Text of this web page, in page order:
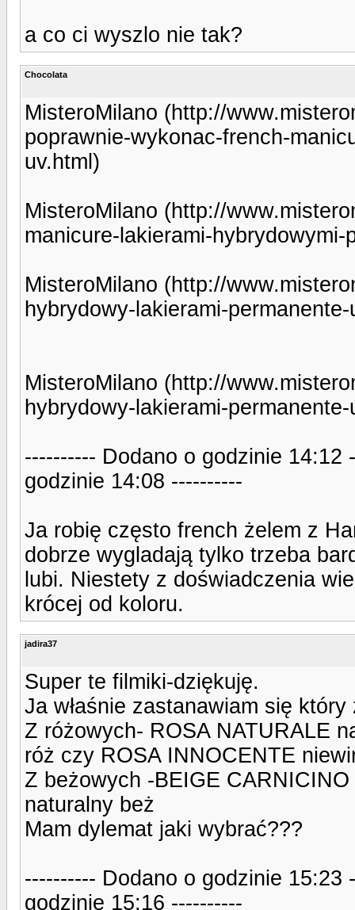
a co ci wyszlo nie tak?
Chocolata
MisteroMilano (http://
poprawnie-wykonac-french-
uv.html)
MisteroMilano (http://
manicure-lakierami-
MisteroMilano (http://
hybrydowy-lakierami-permanente-
MisteroMilano (http://
hybrydowy-lakierami-
---------- Dodano o godzinie 14:12
godzinie 14:08 ----------
Ja robię często french żelem z
dobrze wygladają tylko trzeba
lubi. Niestety z doświadczenia
krócej od koloru.
jadira37
Super te filmiki-dziękuję.
Ja właśnie zastanawiam się
Z różowych- ROSA NATURALE
róż czy ROSA INNOCENTE
Z beżowych -BEIGE
naturalny beż
Mam dylemat jaki wybrać???
---------- Dodano o godzinie 15:23
godzinie 15:16 ----------